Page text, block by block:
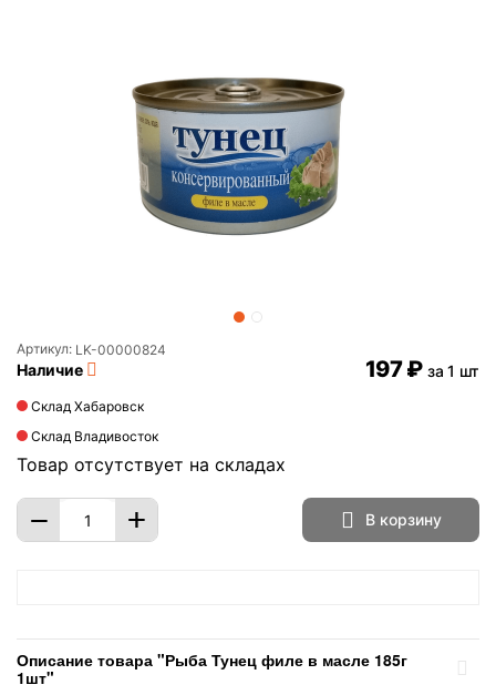
Артикул: LK-00000824
Наличие
Склад Хабаровск
Склад Владивосток
Товар отсутствует на складах
‍197‍₽ за 1 шт
+
− В корзину
Описание товара "Рыба Тунец филе в масле 185г
1шт"